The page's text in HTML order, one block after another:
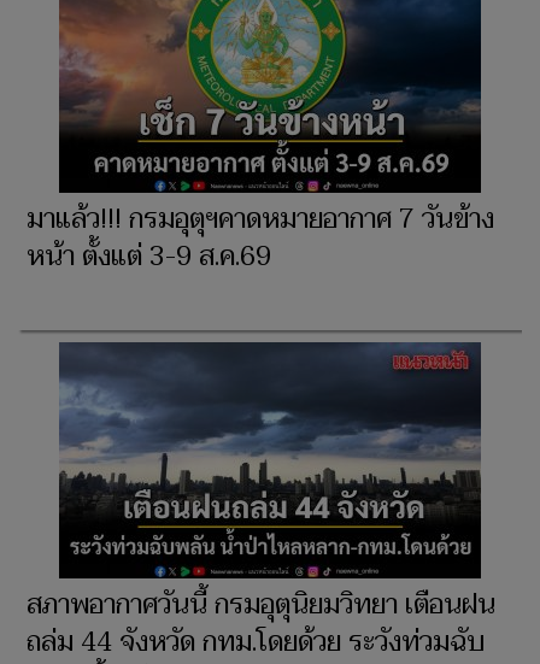
มาแล้ว!!! กรมอุตุฯคาดหมายอากาศ 7 วันข้าง
หน้า ตั้งแต่ 3-9 ส.ค.69
สภาพอากาศวันนี้ กรมอุตุนิยมวิทยา เตือนฝน
ถล่ม 44 จังหวัด กทม.โดยด้วย ระวังท่วมฉับ